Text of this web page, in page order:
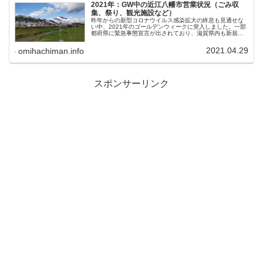
2021年：GW中の近江八幡市営業状況（ごみ収
集、祭り、観光施設など）
昨年からの新型コロナウイルス感染拡大の終息も見通せな
い中、2021年のゴールデンウィークに突入しました。一部
都府県に緊急事態宣言が出されており、滋賀県内も新規感
omihachiman.info 2021.04.29
スポンサーリンク